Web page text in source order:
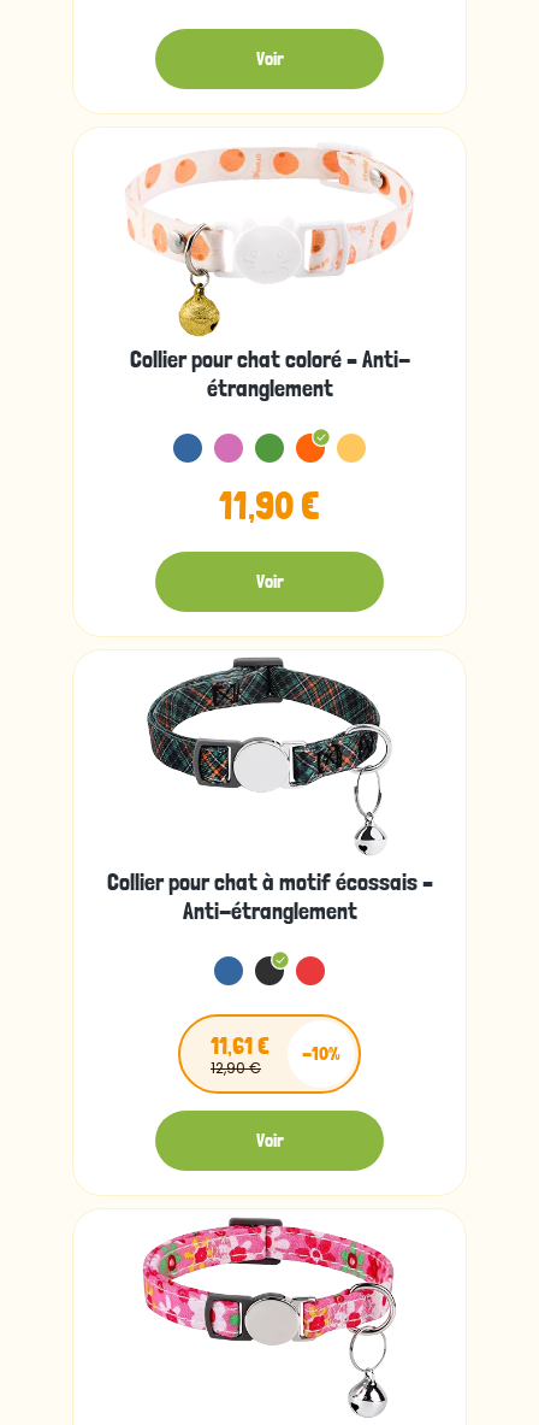
Voir
Collier pour chat coloré – Anti-
étranglement
11,90 €
Voir
Collier pour chat à motif écossais –
Anti-étranglement
11,61 €
12,90 €
-10%
Voir